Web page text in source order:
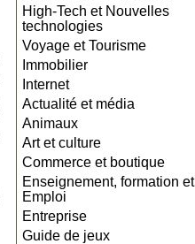
High-Tech et Nouvelles
technologies
Voyage et Tourisme
Immobilier
Internet
Actualité et média
Animaux
Art et culture
Commerce et boutique
Enseignement, formation et
Emploi
Entreprise
Guide de jeux